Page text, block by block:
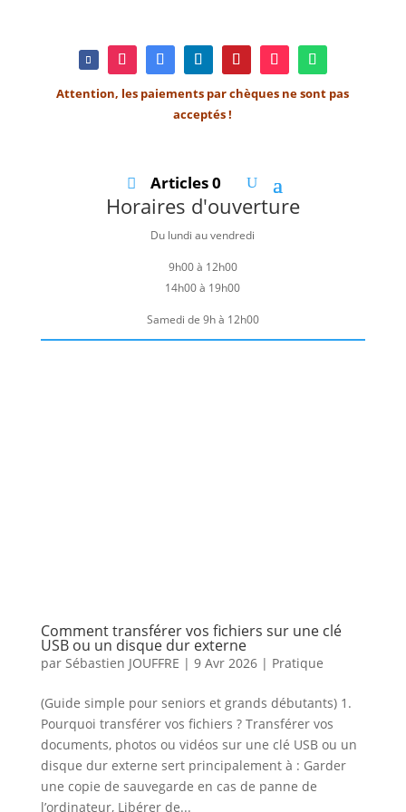
Attention, les paiements par chèques ne sont pas
acceptés !
Articles 0
Horaires d'ouverture
Du lundi au vendredi
9h00 à 12h00
14h00 à 19h00
Samedi de 9h à 12h00
Comment transférer vos fichiers sur une clé
USB ou un disque dur externe
par Sébastien JOUFFRE | 9 Avr 2026| Pratique
(Guide simple pour seniors et grands débutants) 1.
Pourquoi transférer vos fichiers ? Transférer vos
documents, photos ou vidéos sur une clé USB ou un
disque dur externe sert principalement à : Garder
une copie de sauvegarde en cas de panne de
l’ordinateur, Libérer de...